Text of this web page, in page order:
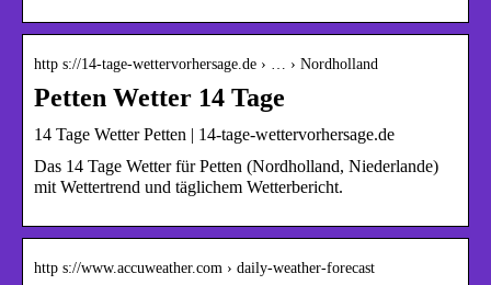
http s://14-tage-wettervorhersage.de › … › Nordholland
Petten Wetter 14 Tage
14 Tage Wetter Petten | 14-tage-wettervorhersage.de
Das 14 Tage Wetter für Petten (Nordholland, Niederlande)
mit Wettertrend und täglichem Wetterbericht.
http s://www.accuweather.com › daily-weather-forecast